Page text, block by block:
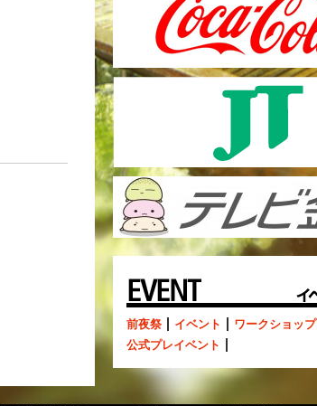
前夜祭 イベント
ワークショップ
公式プレイベント